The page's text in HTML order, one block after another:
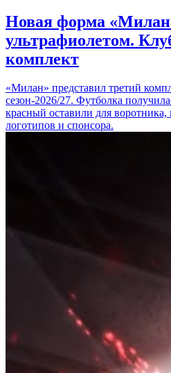
Новая форма
ультрафиолетом.
комплект
«Милан» представил третий
сезон-2026/27. Футболка
красный оставили для
логотипов и спонсора.